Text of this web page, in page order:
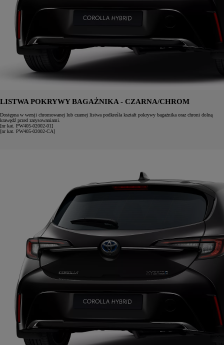
LISTWA POKRYWY BAGAŻNIKA - CZARNA/CHROM
Dostępna w wersji chromowanej lub czarnej listwa podkreśla kształt pokrywy bagażnika oraz chroni dolną
krawędź przed zarysowaniami.
[nr kat. PW405-02002-01]
[nr kat. PW405-02002-CA]